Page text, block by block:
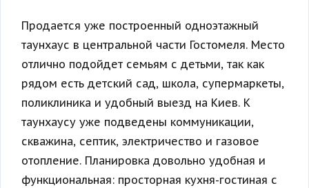
Продается уже построенный одноэтажный
таунхаус в центральной части Гостомеля. Место
отлично подойдет семьям с детьми, так как
рядом есть детский сад, школа, супермаркеты,
поликлиника и удобный выезд на Киев. К
таунхаусу уже подведены коммуникации,
скважина, септик, электричество и газовое
отопление. Планировка довольно удобная и
функциональная: просторная кухня-гостиная с